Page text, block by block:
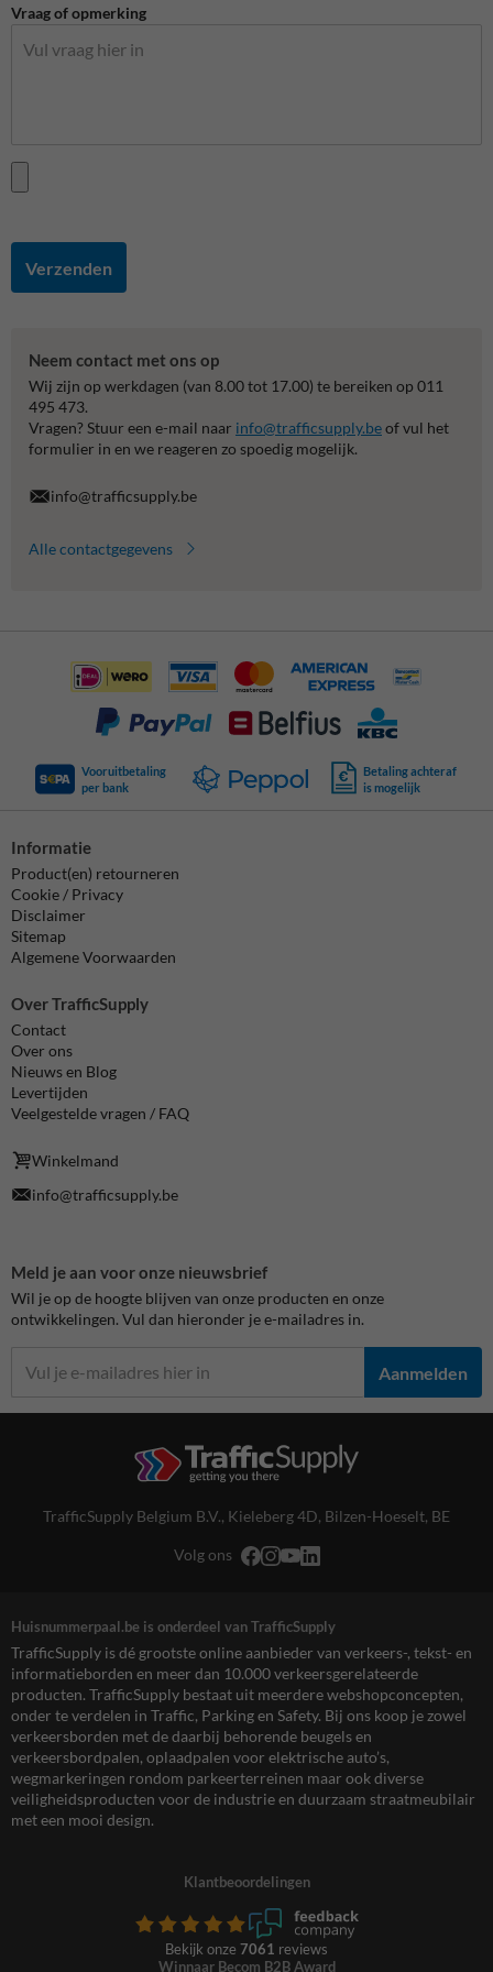
Vraag of opmerking
Verzenden
Neem contact met ons op
Wij zijn op werkdagen (van 8.00 tot 17.00) te bereiken op 011
495 473.
Vragen? Stuur een e-mail naar info@trafficsupply.beof vul het
formulier in en we reageren zo spoedig mogelijk.
info@trafficsupply.be
Alle contactgegevens
Vooruitbetaling
per bank
Betaling achteraf
is mogelijk
Informatie
Product(en) retourneren
Cookie / Privacy
Disclaimer
Sitemap
Algemene Voorwaarden
Over TrafficSupply
Contact
Over ons
Nieuws en Blog
Levertijden
Veelgestelde vragen / FAQ
Winkelmand
info@trafficsupply.be
Meld je aan voor onze nieuwsbrief
Wil je op de hoogte blijven van onze producten en onze
ontwikkelingen. Vul dan hieronder je e-mailadres in.
Aanmelden
TrafficSupply Belgium B.V., Kieleberg 4D, Bilzen-Hoeselt, BE
Volg ons
Huisnummerpaal.be is onderdeel van TrafficSupply
TrafficSupply is dé grootste online aanbieder van verkeers-, tekst- en
informatieborden en meer dan 10.000 verkeersgerelateerde
producten. TrafficSupply bestaat uit meerdere webshopconcepten,
onder te verdelen in Traffic, Parking en Safety. Bij ons koop je zowel
verkeersborden met de daarbij behorende beugels en
verkeersbordpalen, oplaadpalen voor elektrische auto’s,
wegmarkeringen rondom parkeerterreinen maar ook diverse
veiligheidsproducten voor de industrie en duurzaam straatmeubilair
met een mooi design.
Klantbeoordelingen
Bekijk onze 7061 reviews
Winnaar Becom B2B Award